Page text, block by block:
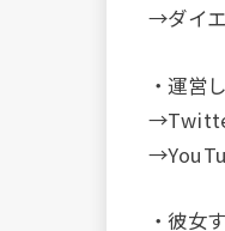
→ダイ
・運営
・彼女